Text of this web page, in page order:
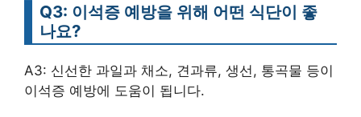
Q3: 이석증 예방을 위해 어떤 식단이 좋
나요?
A3: 신선한 과일과 채소, 견과류, 생선, 통곡물 등이
이석증 예방에 도움이 됩니다.